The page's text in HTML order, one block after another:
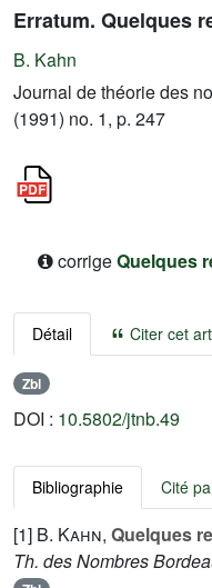
Erratum. Quelques
B. Kahn
Journal de théorie des
(1991) no. 1, p. 247
corrigeQuelques
Détail Citer cet
Zbl
DOI : 10.5802/jtnb.49
Bibliographie Cité
[1] B. Kahn, Quelques
Th. des Nombres